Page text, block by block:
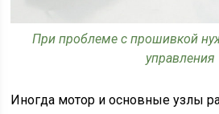
При проблеме с прошивкой
управления
Иногда мотор и основные узлы